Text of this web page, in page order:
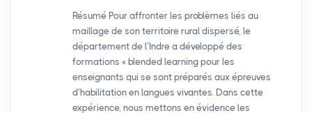
Résumé Pour affronter les problèmes liés au
maillage de son territoire rural dispersé, le
département de l’Indre a développé des
formations « blended learning pour les
enseignants qui se sont préparés aux épreuves
d’habilitation en langues vivantes. Dans cette
expérience, nous mettons en évidence les